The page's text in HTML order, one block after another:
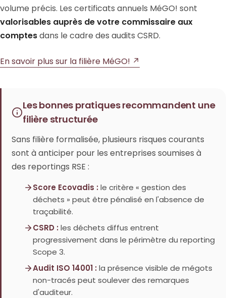
volume précis. Les certificats annuels MéGO! sont
valorisables auprès de votre commissaire aux
comptesdans le cadre des audits CSRD.
En savoir plus sur la filière MéGO! ↗
Les bonnes pratiques recommandent une
filière structurée
Sans filière formalisée, plusieurs risques courants
sont à anticiper pour les entreprises soumises à
des reportings RSE :
Score Ecovadis : le critère « gestion des
déchets » peut être pénalisé en l'absence de
traçabilité.
CSRD : les déchets diffus entrent
progressivement dans le périmètre du reporting
Scope 3.
Audit ISO 14001 : la présence visible de mégots
non-tracés peut soulever des remarques
d'auditeur.